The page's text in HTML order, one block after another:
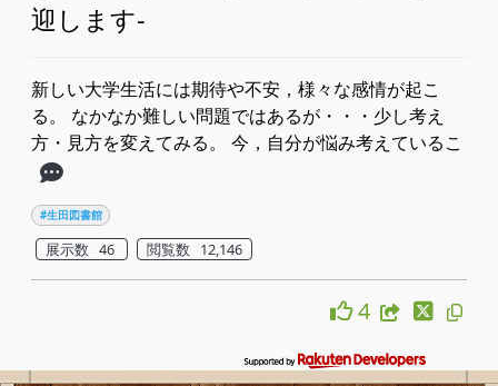
迎します‐
新しい大学生活には期待や不安，様々な感情が起こ
る。 なかなか難しい問題ではあるが・・・少し考え
方・見方を変えてみる。 今，自分が悩み考えているこ
#生田図書館
展示数 46 閲覧数 12,146
4